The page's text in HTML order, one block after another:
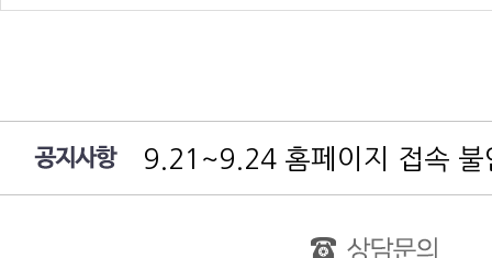
9.21~9.24 홈페이지 접속 불
여름 휴가 배송 지연 안내